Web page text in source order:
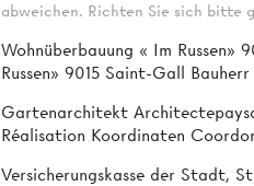
abweichen. Richten Sie sich bitte
Wohnüberbauung « Im
Russen» 9015 Saint-Gall
Gartenarchitekt
Réalisation Koordinaten
Versicherungskasse der Stadt,